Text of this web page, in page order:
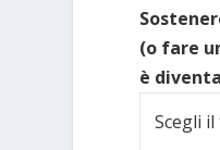
(o fare
è
Scegli